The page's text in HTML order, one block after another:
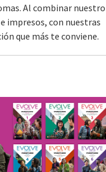
Al combinar nuestro
impresos, con nuestras
que más te conviene.